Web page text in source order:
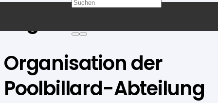
Organisation der
Poolbillard-Abteilung